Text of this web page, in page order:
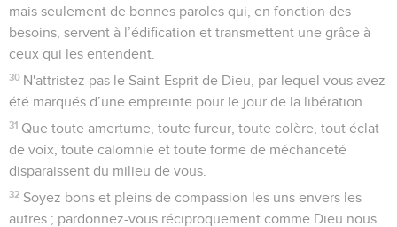
mais seulement de bonnes paroles qui, en fonction des
besoins, servent à l’édification et transmettent une grâce à
ceux qui les entendent.
30 N'attristez pas le Saint-Esprit de Dieu, par lequel vous avez
été marqués d’une empreinte pour le jour de la libération.
31 Que toute amertume, toute fureur, toute colère, tout éclat
de voix, toute calomnie et toute forme de méchanceté
disparaissent du milieu de vous.
32 Soyez bons et pleins de compassion les uns envers les
autres ; pardonnez-vous réciproquement comme Dieu nous